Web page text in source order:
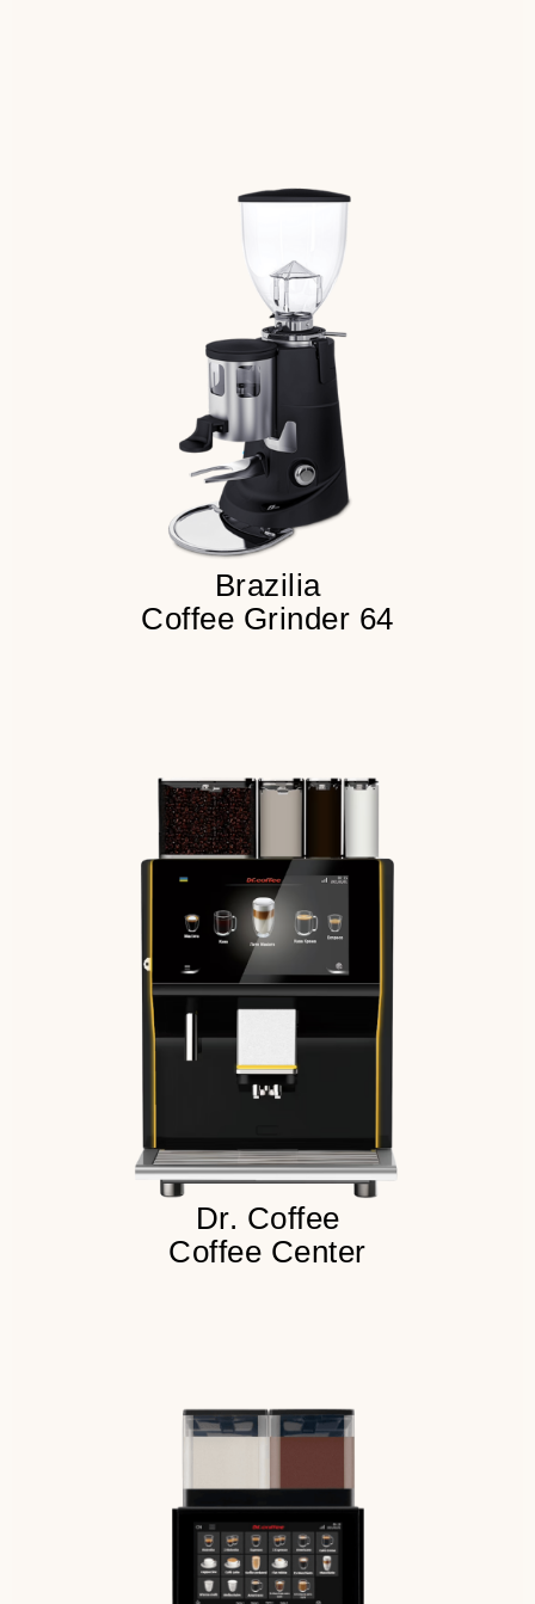
Brazilia
Coffee Grinder 64
Производительность кофемолки
1,5 кг Ёмкость бункера
Итальянское качество
Детальнее
Dr. Coffee
Coffee Center
100+ напитков в меню
200 чашек в сутки
3 бункера для продукта
Детальнее
100 напитков в меню
250 чашек в сутки